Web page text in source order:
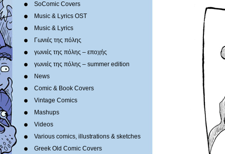
SoComic Covers
Music & Lyrics OST
Music & Lyrics
Γωνιές της πόλης
γωνιές της πόλης – εποχής
γωνιές της πόλης – summer edition
News
Comic & Book Covers
Vintage Comics
Mashups
Videos
Various comics, illustrations & sketches
Greek Old Comic Covers